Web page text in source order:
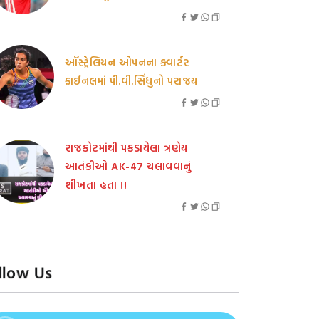
ઑસ્ટ્રેલિયન ઓપનના ક્વાર્ટર
ફાઈનલમાં પી.વી.સિંધુનો પરાજય
રાજકોટમાંથી પકડાયેલા ત્રણેય
આતંકીઓ AK-47 ચલાવવાનું
શીખતા હતા !!
Us